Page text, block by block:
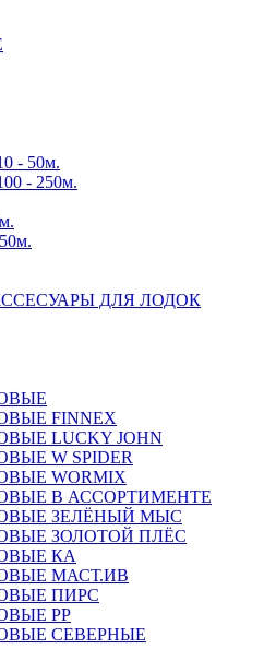
- 50м.
- 250м.
ДЛЯ ЛОДОК
FINNEX
LUCKY JOHN
W SPIDER
WORMIX
В АССОРТИМЕНТЕ
ЗЕЛЁНЫЙ МЫС
ЗОЛОТОЙ ПЛЁС
КА
МАСТ.ИВ
ПИРС
РР
СЕВЕРНЫЕ